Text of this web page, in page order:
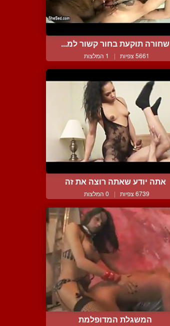
שחורה תוקעת בחור קשור למ...
5661 צפיות | 1 המלצות
אתה יודע שאתה רוצה את זה
6739 צפיות | 0 המלצות
המשגלת המדופלמת